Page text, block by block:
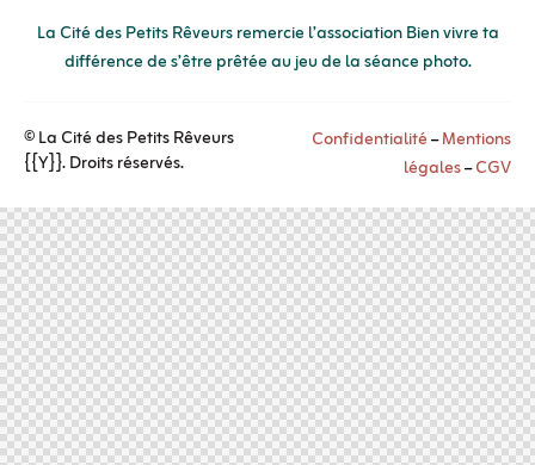
La Cité des Petits Rêveurs remercie l’associationBien vivre ta
différencede s’être prêtée au jeu de la séance photo.
© La Cité des Petits Rêveurs
{{Y}}. Droits réservés.
Confidentialité–Mentions
légales–CGV